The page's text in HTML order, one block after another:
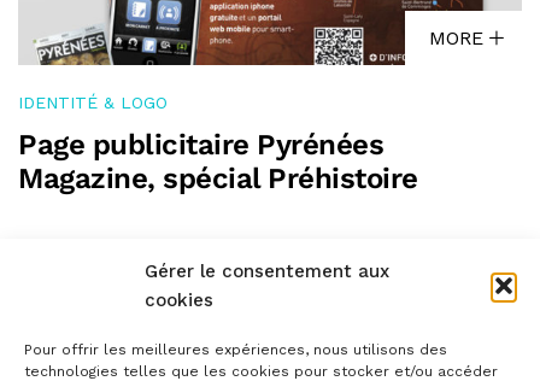
Gérer le consentement aux
cookies
Pour offrir les meilleures expériences, nous utilisons des
technologies telles que les cookies pour stocker et/ou accéder
MORE
IDENTITÉ & LOGO
Page publicitaire Pyrénées
Magazine, spécial Préhistoire